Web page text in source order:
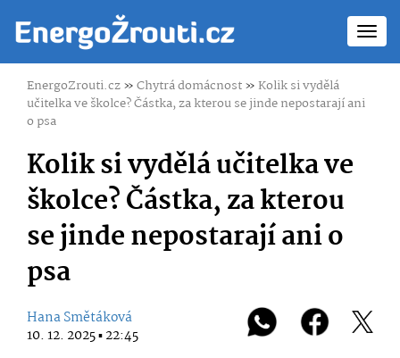
EnergoZrouti.cz»Chytrá domácnost»Kolik si vydělá
učitelka ve školce? Částka, za kterou se jinde nepostarají ani
o psa
Kolik si vydělá učitelka ve
školce? Částka, za kterou
se jinde nepostarají ani o
psa
Hana Smětáková
10. 12. 2025 ▪ 22:45